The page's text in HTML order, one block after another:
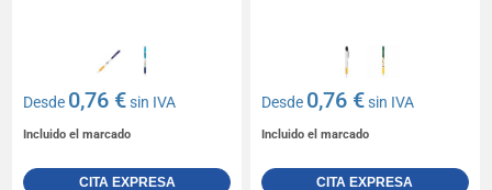
Desde 0,76 €sin IVA
Incluido el marcado
CITA EXPRESA
Desde 0,76 €sin IVA
Incluido el marcado
CITA EXPRESA